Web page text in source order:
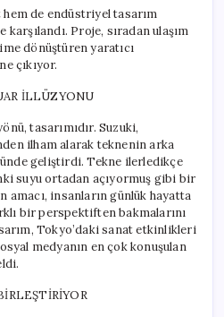
hem de endüstriyel tasarım
Proje, sıradan ulaşım
dönüştüren yaratıcı
çıkıyor.
İLLÜZYONU
tasarımıdır. Suzuki,
ilham alarak teknenin arka
geliştirdi. Tekne ilerledikçe
suyu ortadan açıyormuş gibi bir
amacı, insanların günlük hayatta
bir perspektiften bakmalarını
Tokyo’daki sanat etkinlikleri
medyanın en çok konuşulan